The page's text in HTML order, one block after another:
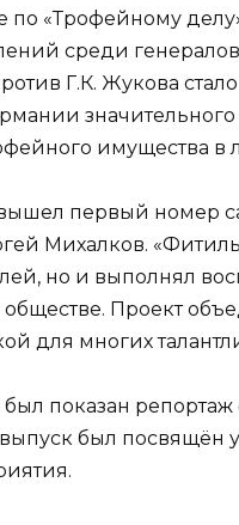
по «Трофейному
среди
Г.К. Жукова
имущества в
первый номер
Михалков.
но и выполнял
Проект
для многих
показан
был посвящён